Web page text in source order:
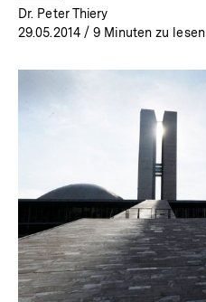
Dr. Peter Thiery
29.05.2014/ 9 Minuten zu lesen